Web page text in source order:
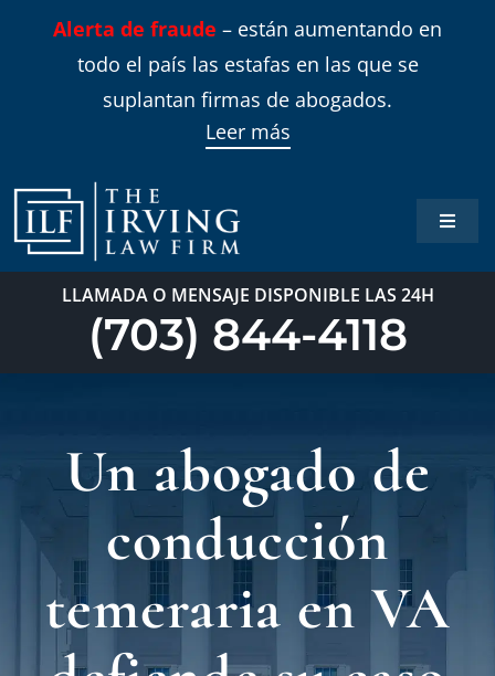
Alerta de fraude – están aumentando en
todo el país las estafas en las que se
suplantan firmas de abogados.
Leer más
Toggle
Inicio
LLAMADA O MENSAJE DISPONIBLE LAS 24H
(703) 844-4118
Un abogado de
conducción
temeraria en VA